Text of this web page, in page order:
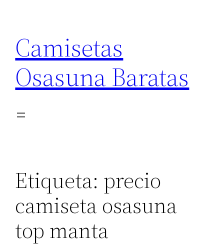
contenido
Camisetas
Osasuna Baratas
Etiqueta: precio
camiseta osasuna
top manta